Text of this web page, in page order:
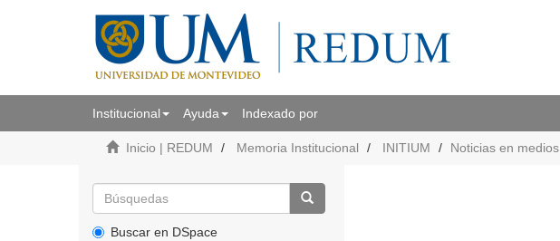
Institucional Ayuda Indexado por
Inicio | REDUM Memoria Institucional INITIUM Noticias en medios
Buscar en DSpace